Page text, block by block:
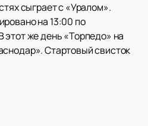
сыграет с «Уралом».
на 13:00 по
же день «Торпедо» на
Стартовый свисток